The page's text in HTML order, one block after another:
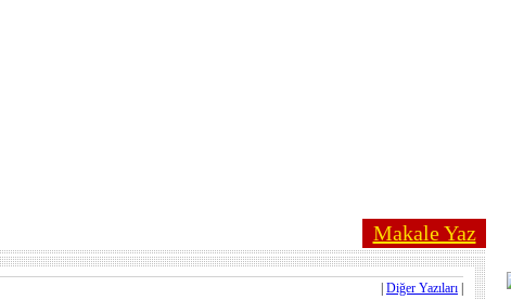
Makale Yaz
Diğer Yazıları